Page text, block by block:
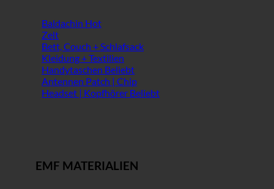
Baldachin
Zelt
Bett, Couch + Schlafsack
Kleidung + Textilien
Handytaschen
Antennen Patch | Chip
Headset | Kopfhörer
EMF MATERIALIEN